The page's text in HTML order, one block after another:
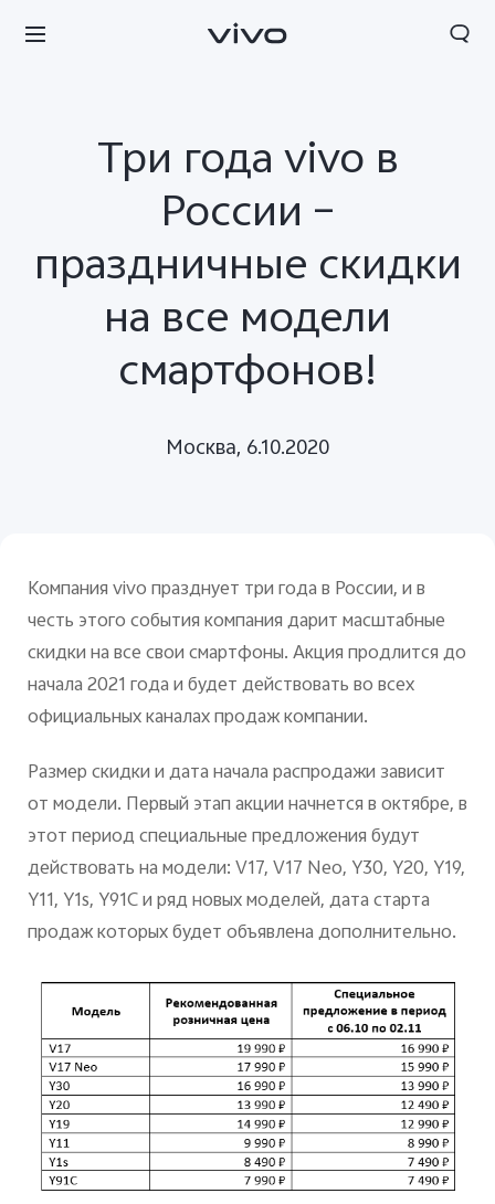
Россия | Выберите страну/регион
Три года vivo в
России –
праздничные скидки
на все модели
смартфонов!
Москва, 6.10.2020
Компанияvivoпразднует три года в России, и в
честь этого события компания дарит масштабные
скидки на все свои смартфоны. Акция продлится до
начала 2021 года и будет действовать во всех
официальных каналах продаж компании.
Размер скидки и дата начала распродажи зависит
от модели. Первый этап акции начнется в октябре, в
этот период специальные предложения будут
действовать на модели: V17, V17 Neo, Y30, Y20, Y19,
Y11, Y1s, Y91C и ряд новых моделей, дата старта
продаж которых будет объявлена дополнительно.